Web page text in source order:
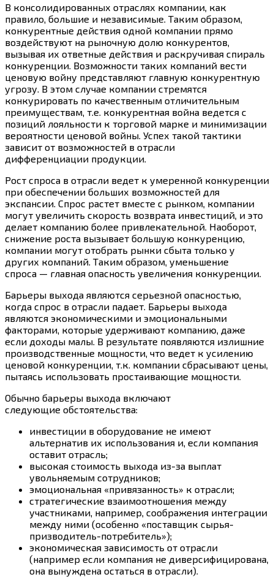
В консолидированных отраслях компании, как
правило, большие и независимые. Таким образом,
конкурентные действия одной компании прямо
воздействуют на рыночную долю конкурентов,
вызывая их ответные действия и раскручивая спираль
конкуренции. Возможности таких компаний вести
ценовую войну представляют главную конкурентную
угрозу. В этом случае компании стремятся
конкурировать по качественным отличительным
преимуществам, т.е. конкурентная война ведется с
позиций лояльности к торговой марке и минимизации
вероятности ценовой войны. Успех такой тактики
зависит от возможностей в отрасли
дифференциации продукции.
Рост спроса в отрасли ведет к умеренной конкуренции
при обеспечении больших возможностей для
экспансии. Спрос растет вместе с рынком, компании
могут увеличить скорость возврата инвестиций, и это
делает компанию более привлекательной. Наоборот,
снижение роста вызывает большую конкуренцию,
компании могут отобрать рынки сбыта только у
других компаний. Таким образом, уменьшение
спроса — главная опасность увеличения конкуренции.
Барьеры выхода являются серьезной опасностью,
когда спрос в отрасли падает. Барьеры выхода
являются экономическими и эмоциональными
факторами, которые удерживают компанию, даже
если доходы малы. В результате появляются излишние
производственные мощности, что ведет к усилению
ценовой конкуренции, т.к. компании сбрасывают цены,
пытаясь использовать простаивающие мощности.
Обычно барьеры выхода включают
следующие обстоятельства:
инвестиции в оборудование не имеют
альтернатив их использования и, если компания
оставит отрасль;
высокая стоимость выхода из-за выплат
увольняемым сотрудников;
эмоциональная «привязанность» к отрасли;
стратегические взаимоотношения между
участниками, например, соображения интеграции
между ними (особенно «поставщик сырья-
призводитель-потребитель»);
экономическая зависимость от отрасли
(например если компания не диверсифицирована,
она вынуждена остаться в отрасли).